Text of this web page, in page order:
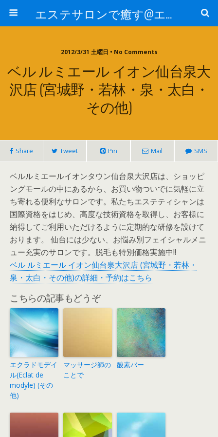
エステサロンで癒す@エステ～全国エステ情報
2012/3/31 土曜日 • No Comments
ベル ルミエール イオン仙台泉大
沢店 (宮城野・若林・泉・太白・
その他)
Share Tweet Pin Mail SMS
ベルルミエールイオンタウン仙台泉大沢店は、ショッピ
ングモールの中にあるから、お買い物ついでに気軽に立
ち寄れる便利なサロンです。私たちエステティシャンは
国際資格をはじめ、高度な技術資格を取得し、お客様に
納得してご利用いただけるように定期的な研修を設けて
おります。 仙台には少ない、お悩み別フェイシャルメニ
ュー充実のサロンです。脱毛も特別価格実施中!!
ベル ルミエール イオン仙台泉大沢店 (宮城野・若林・
泉・太白・その他)の詳細・予約はこちら
こちらの記事もどうぞ
エクラドモデイ
ル(Eclat de
modyle) (その
他)
マッサージ師の
ことで
酸素バー